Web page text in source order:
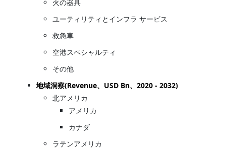
火の器具
ユーティリティとインフラ サービス
救急車
空港スペシャルティ
その他
地域洞察(Revenue、USD Bn、2020 - 2032)
北アメリカ
アメリカ
カナダ
ラテンアメリカ